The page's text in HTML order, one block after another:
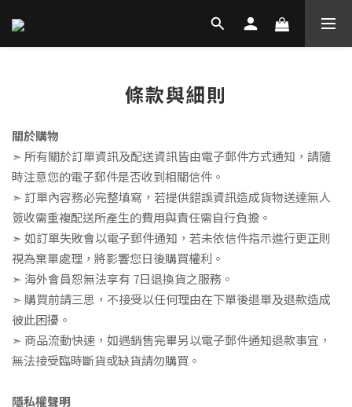
條款與細則
關於購物
➣ 所有關於訂單資訊及配送資訊皆由電子郵件方式通知，請隨
時注意您的電子郵件是否收到相關信件。
➣ 訂單內容務必完整填寫，若提供錯誤資訊造成貨物送達無人
簽收需重複配送所產生的費用與責任需自行負擔。
➣如訂單失敗會以電子郵件通知，若未依信件指示進行更正則
視為棄單處理，將影響您日後購買權利。
➣ 海外會員恕無法享有 7日退換貨之服務。
➣ 購買前請三思，不接受以任何理由在下單後退單及退款造成
彼此困擾。
➣ 商品流動快速，如遇銷售完畢另以電子郵件通知退款事宜，
無法接受臨時斷貨或缺貨請勿購買。
隱私權聲明